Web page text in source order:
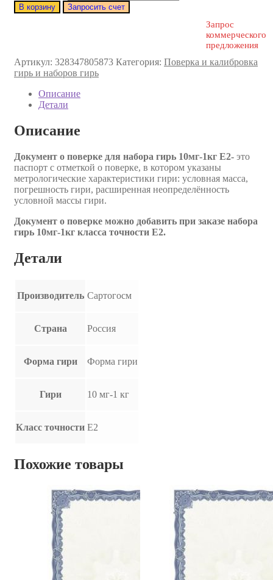
В корзину Запросить счет
Запрос
коммерческого
предложения
Артикул: 328347805873 Категория: Поверка и калибровка
гирь и наборов гирь
Описание
Детали
Описание
Документ о поверке для набора гирь 10мг-1кг E2- это
паспорт с отметкой о поверке, в котором указаны
метрологические характеристики гири: условная масса,
погрешность гири, расширенная неопределённость
условной массы гири.
Документ о поверке можно добавить при заказе набора
гирь 10мг-1кг класса точности E2.
Детали
Производитель Сартогосм
Страна Россия
Форма гири Форма гири
Гири 10 мг-1 кг
Класс точности E2
Похожие товары